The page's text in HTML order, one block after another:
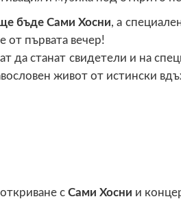
бъде Сами Хосни, а
първата вечер!
да станат свидетели и на
живот от истински
с Сами Хосни и